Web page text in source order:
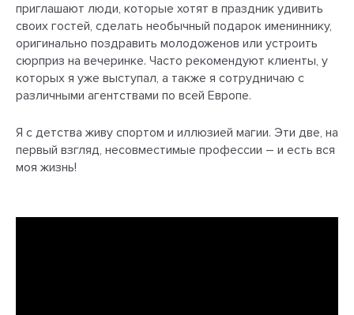
приглашают люди, которые хотят в праздник удивить
своих гостей, сделать необычный подарок имениннику,
оригинально поздравить молодоженов или устроить
сюрприз на вечеринке. Часто рекомендуют клиенты, у
которых я уже выступал, а также я сотрудничаю с
различными агентствами по всей Европе.
Я с детства живу спортом и иллюзией магии. Эти две, на
первый взгляд, несовместимые профессии – и есть вся
моя жизнь!